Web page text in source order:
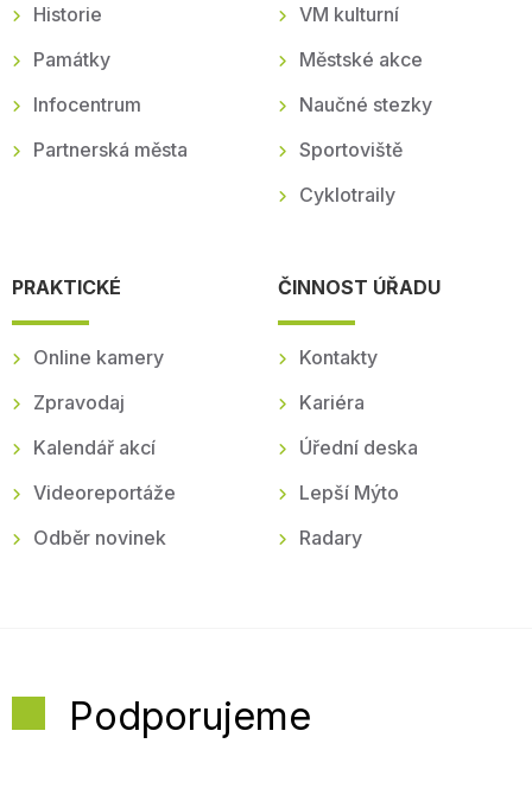
Historie
Památky
Infocentrum
Partnerská města
VM kulturní
Městské akce
Naučné stezky
Sportoviště
Cyklotraily
PRAKTICKÉ
Online kamery
Zpravodaj
Kalendář akcí
Videoreportáže
Odběr novinek
ČINNOST ÚŘADU
Kontakty
Kariéra
Úřední deska
Lepší Mýto
Radary
Podporujeme